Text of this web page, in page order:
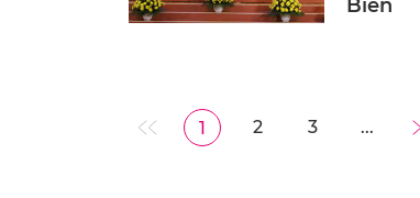
Biên
1 2 3 ...